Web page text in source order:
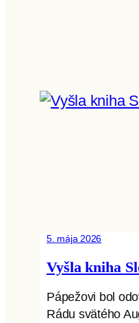
5. mája 2026
Vyšla kniha
Pápežovi bol
Rádu svätého